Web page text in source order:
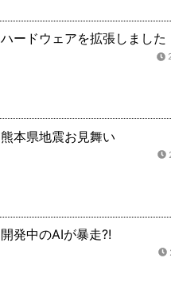
ハードウェアを拡張しました
熊本県地震お見舞い
開発中のAIが暴走?!